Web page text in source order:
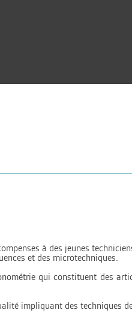
à des jeunes
et des microtechniques.
qui constituent des
impliquant des techniques